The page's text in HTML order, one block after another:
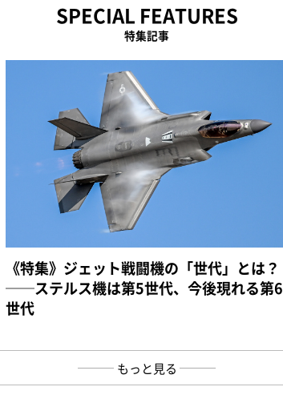
SPECIAL FEATURES
特集記事
《特集》ジェット戦闘機の「世代」とは？
──ステルス機は第5世代、今後現れる第6
世代
もっと見る